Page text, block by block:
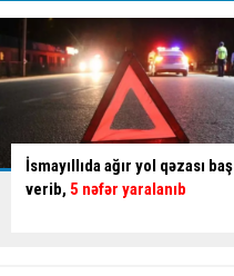
Skuterlə necə gəldi yola çıxan
gənc az qalaasfalta